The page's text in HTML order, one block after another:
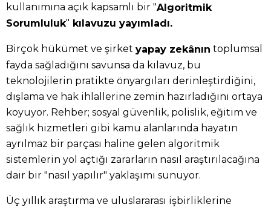
kullanımına açık kapsamlı bir "Algoritmik
Sorumluluk" kılavuzu yayımladı.
Birçok hükümet ve şirket yapay zekânın toplumsal
fayda sağladığını savunsa da kılavuz, bu
teknolojilerin pratikte önyargıları derinleştirdiğini,
dışlama ve hak ihlallerine zemin hazırladığını ortaya
koyuyor. Rehber; sosyal güvenlik, polislik, eğitim ve
sağlık hizmetleri gibi kamu alanlarında hayatın
ayrılmaz bir parçası haline gelen algoritmik
sistemlerin yol açtığı zararların nasıl araştırılacağına
dair bir "nasıl yapılır" yaklaşımı sunuyor.
Üç yıllık araştırma ve uluslararası işbirliklerine